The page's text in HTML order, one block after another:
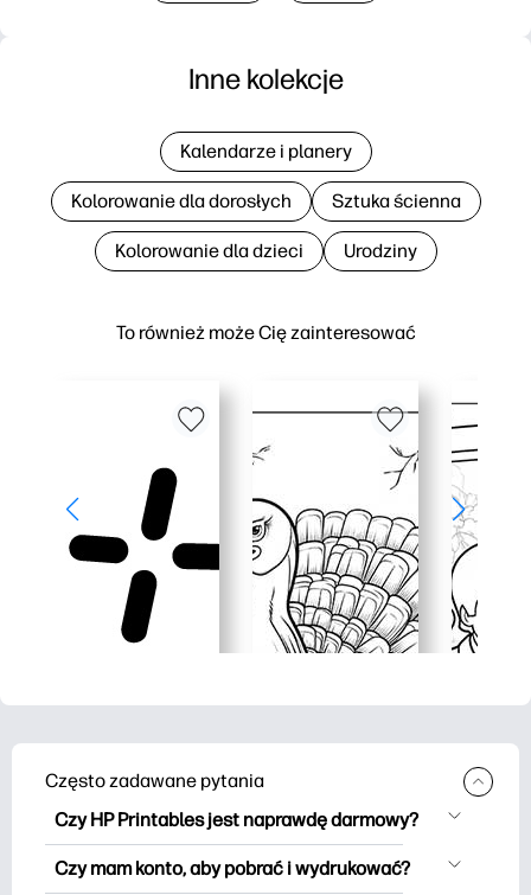
To również może Cię zainteresować
Inne kolekcje
Kalendarze i planery
Kolorowanie dla dorosłych Sztuka ścienna
Kolorowanie dla dzieci Urodziny
Często zadawane pytania
Czy HP Printables jest naprawdę darmowy?
HP Printables oferuje ponad 2500
materiałów do wydrukowania do
Czy mam konto, aby pobrać i wydrukować?